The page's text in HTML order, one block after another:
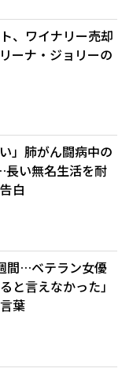
、ワイナリー売却
ーナ・ジョリーの
」肺がん闘病中の
い無名生活を耐
白
間…ベテラン女優
と言えなかった」
葉